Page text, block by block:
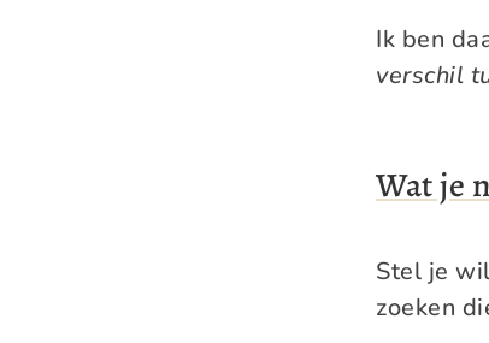
Ik ben
verschil
Wat je
Stel je
zoeken